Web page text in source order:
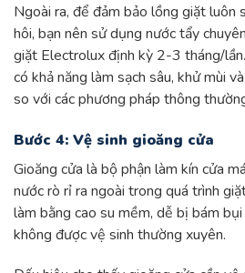
Ngoài ra, để đảm bảo lồng giặt luôn
hôi, bạn nên sử dụng nước tẩy
giặt Electrolux định kỳ 2-3 tháng/
có khả năng làm sạch sâu, khử mùi
so với các phương pháp thông
Bước 4: Vệ sinh gioăng cửa
Gioăng cửa là bộ phận làm kín cửa
nước rò rỉ ra ngoài trong quá trình
làm bằng cao su mềm, dễ bị bám
không được vệ sinh thường xuyên.